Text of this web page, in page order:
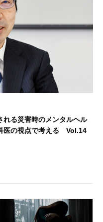
れる災害時のメンタルヘル
医の視点で考える Vol.14